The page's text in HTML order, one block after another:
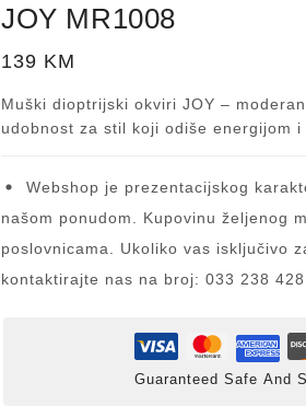
JOY MR1008
139 KM
Muški dioptrijski okviri JOY –
udobnost za stil koji odiše energijom i
Webshop je prezentacijskog
našom ponudom. Kupovinu željenog
poslovnicama. Ukoliko vas isključivo
kontaktirajte nas na broj: 033 238 428.
Guaranteed Safe And